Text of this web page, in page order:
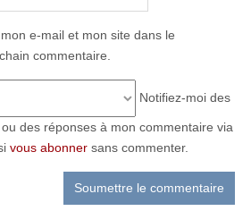
e-mail et mon site dans le
commentaire.
Notifiez-moi des
des réponses à mon commentaire via
vous abonnersans commenter.